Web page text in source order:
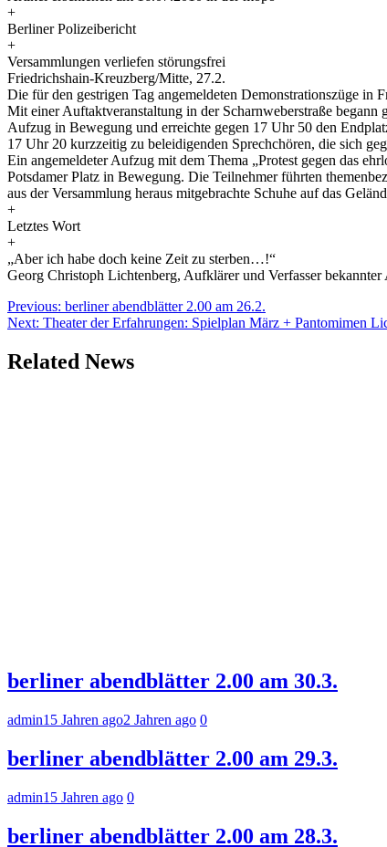
+
Berliner Polizeibericht
+
Versammlungen verliefen störungsfrei
Friedrichshain-Kreuzberg/Mitte, 27.2.
Die für den gestrigen Tag angemeldeten Demonstrationszüge in
Mit einer Auftaktveranstaltung in der Scharnweberstraße
Aufzug in Bewegung und erreichte gegen 17 Uhr 50 den
17 Uhr 20 kurzzeitig zu beleidigenden Sprechchören, die sich
Ein angemeldeter Aufzug mit dem Thema „Protest gegen das
Potsdamer Platz in Bewegung. Die Teilnehmer führten
aus der Versammlung heraus mitgebrachte Schuhe auf das
+
Letztes Wort
+
„Aber ich habe doch keine Zeit zu sterben…!“
Georg Christoph Lichtenberg, Aufklärer und Verfasser
Beitragsnavigation
Previous: berliner abendblätter 2.00 am 26.2.
Next: Theater der Erfahrungen: Spielplan März + Pantomimen
Related News
berliner abendblätter 2.00 am 30.3.
admin15 Jahren ago2 Jahren ago 0
berliner abendblätter 2.00 am 29.3.
admin15 Jahren ago 0
berliner abendblätter 2.00 am 28.3.